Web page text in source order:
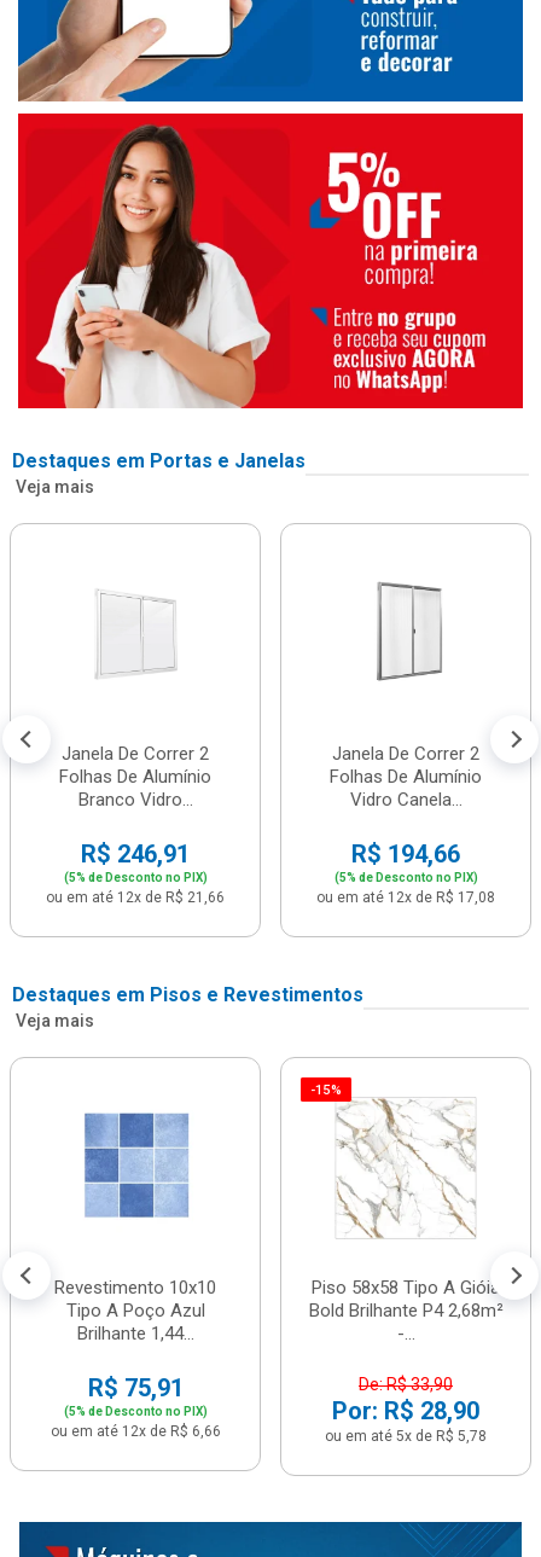
Destaques em Portas e Janelas
Veja mais
Janela De Correr 2
Folhas De Alumínio
Branco Vidro...
R$ 246,91
(5% de Desconto no PIX)
ou em até 12x de R$ 21,66
Janela De Correr 2
Folhas De Alumínio
Vidro Canela...
R$ 194,66
(5% de Desconto no PIX)
ou em até 12x de R$ 17,08
Destaques em Pisos e Revestimentos
Veja mais
Revestimento 10x10
Tipo A Poço Azul
Brilhante 1,44...
R$ 75,91
(5% de Desconto no PIX)
ou em até 12x de R$ 6,66
-15%
Piso 58x58 Tipo A Gióia
Bold Brilhante P4 2,68m²
-...
De: R$ 33,90
Por: R$ 28,90
ou em até 5x de R$ 5,78